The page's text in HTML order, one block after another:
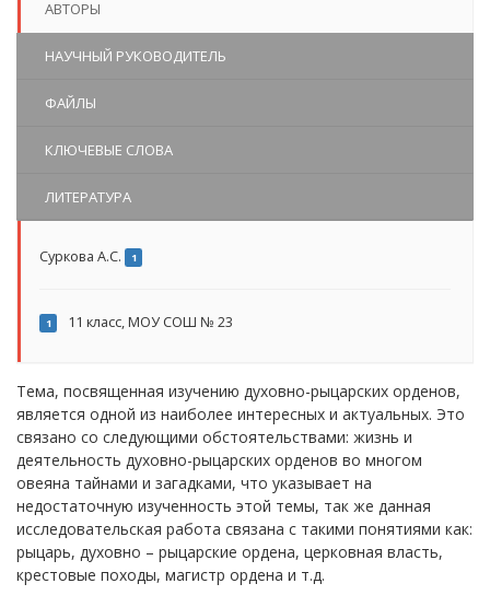
АВТОРЫ
НАУЧНЫЙ РУКОВОДИТЕЛЬ
ФАЙЛЫ
КЛЮЧЕВЫЕ СЛОВА
ЛИТЕРАТУРА
Суркова А.С. 1
1 11 класс, МОУ СОШ № 23
Тема, посвященная изучению духовно-рыцарских орденов,
является одной из наиболее интересных и актуальных. Это
связано со следующими обстоятельствами: жизнь и
деятельность духовно-рыцарских орденов во многом
овеяна тайнами и загадками, что указывает на
недостаточную изученность этой темы, так же данная
исследовательская работа связана с такими понятиями как:
рыцарь, духовно – рыцарские ордена, церковная власть,
крестовые походы, магистр ордена и т.д.